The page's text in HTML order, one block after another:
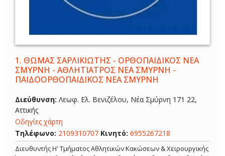
1. ΘΩΜΑΣ ΣΑΡΛΙΚΙΩΤΗΣ - ΟΡΘΟΠΑΙΔΙΚΟΣ ΝΕΑ
ΣΜΥΡΝΗ - ΑΘΛΗΤΙΑΤΡΟΣ ΝΕΑ ΣΜΥΡΝΗ -
ΠΑΙΔΟΟΡΘΟΠΑΙΔΙΚΟΣ ΝΕΑ ΣΜΥΡΝΗ
Διεύθυνση: Λεωφ. Ελ. Βενιζέλου, Νέα Σμύρνη 171 22,
Αττικής
Οδηγίες χάρτη
Τηλέφωνο: 2109310707 Κινητό: 6955267218
Διευθυντής Η' Τμήματος Αθλητικών Κακώσεων & Χειρουργικής